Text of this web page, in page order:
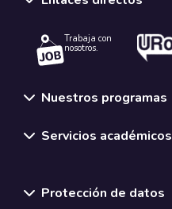
Trabaja con
nosotros.
Nuestros programas
Servicios académicos
Protección de datos